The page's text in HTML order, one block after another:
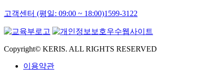
고객센터 (평일: 09:00 ~ 18:00)1599-3122
Copyright© KERIS. ALL RIGHTS RESERVED
이용약관